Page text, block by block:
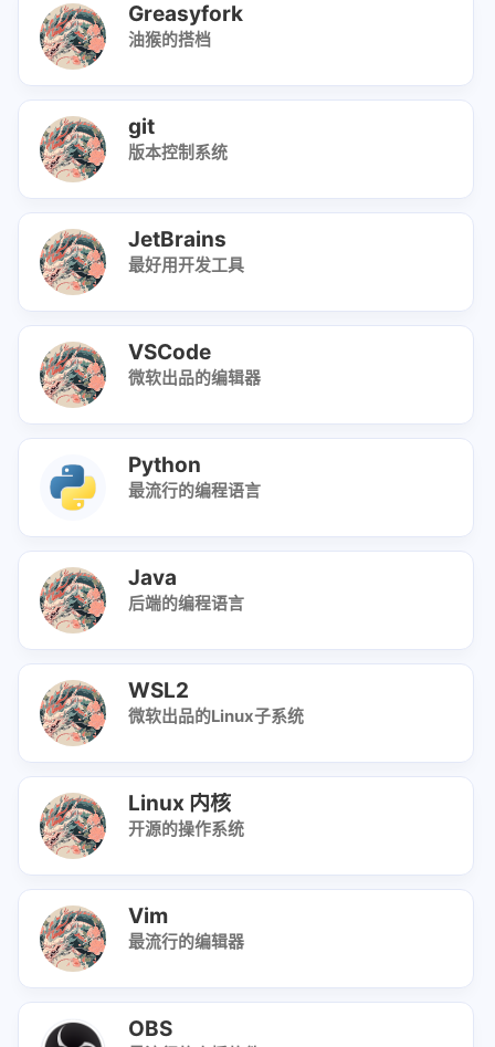
Greasyfork
油猴的搭档
git
版本控制系统
JetBrains
最好用开发工具
VSCode
微软出品的编辑器
Python
最流行的编程语言
Java
后端的编程语言
WSL2
微软出品的Linux子系统
Linux 内核
开源的操作系统
Vim
最流行的编辑器
OBS